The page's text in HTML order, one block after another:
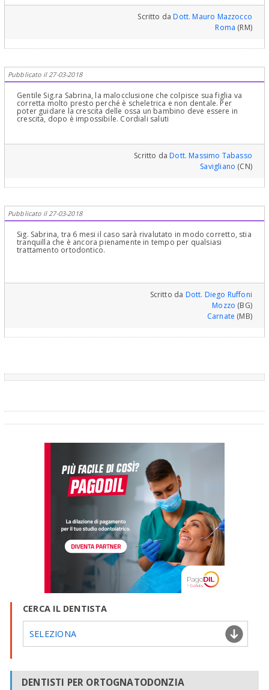
Scritto daDott. Mauro Mazzocco
Roma (RM)
Pubblicato il 27-03-2018
Gentile Sig.ra Sabrina, la malocclusione che colpisce sua figlia va
corretta molto presto perché è scheletrica e non dentale. Per
poter guidare la crescita delle ossa un bambino deve essere in
crescita, dopo è impossibile. Cordiali saluti
Scritto daDott. Massimo Tabasso
Savigliano (CN)
Pubblicato il 27-03-2018
Sig. Sabrina, tra 6 mesi il caso sarà rivalutato in modo corretto, stia
tranquilla che è ancora pienamente in tempo per qualsiasi
trattamento ortodontico.
Scritto da Dott. Diego Ruffoni
Mozzo (BG)
Carnate (MB)
CERCA IL DENTISTA
SELEZIONA
DENTISTI PER ORTOGNATODONZIA